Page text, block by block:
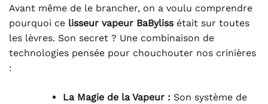
Avant même de le brancher, on a voulu comprendre
pourquoi ce lisseur vapeur BaBylissétait sur toutes
les lèvres. Son secret ? Une combinaison de
technologies pensée pour chouchouter nos crinières
:
La Magie de la Vapeur : Son système de